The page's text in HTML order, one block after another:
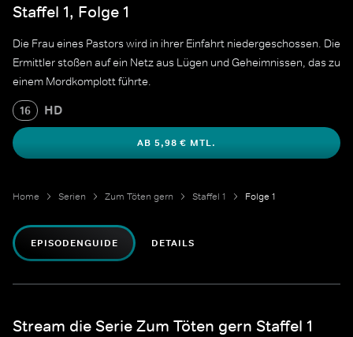
Staffel 1, Folge 1
Die Frau eines Pastors wird in ihrer Einfahrt niedergeschossen. Die
Ermittler stoßen auf ein Netz aus Lügen und Geheimnissen, das zu
einem Mordkomplott führte.
16 HD
AB 5,98 € MTL.
Home Serien Zum Töten gern Staffel 1 Folge 1
EPISODENGUIDE DETAILS
Stream die Serie Zum Töten gern Staffel 1